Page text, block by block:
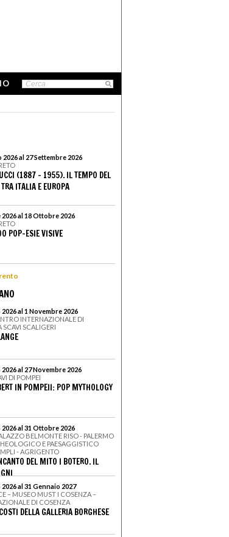
al 27 Settembre 2026
(1887 – 1955). IL TEMPO DEL
ITALIA E EUROPA
al 18 Ottobre 2026
POP-ESIE VISIVE
al 1 Novembre 2026
INTERNAZIONALE DI
SCAVI SCALIGERI
al 27 Novembre 2026
DI POMPEI
IN POMPEII: POP MYTHOLOGY
al 31 Ottobre 2026
BELMONTE RISO - PALERMO
E PAESAGGISTICO
- AGRIGENTO
DEL MITO I BOTERO. IL
al 31 Gennaio 2027
– MUSEO MUST I COSENZA –
DI COSENZA
DELLA GALLERIA BORGHESE